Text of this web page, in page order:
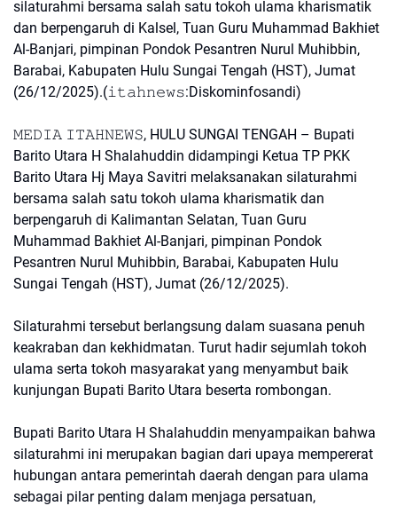
silaturahmi bersama salah satu tokoh ulama kharismatik
dan berpengaruh di Kalsel, Tuan Guru Muhammad Bakhiet
Al-Banjari, pimpinan Pondok Pesantren Nurul Muhibbin,
Barabai, Kabupaten Hulu Sungai Tengah (HST), Jumat
(26/12/2025).(𝚒𝚝𝚊𝚑𝚗𝚎𝚠𝚜:Diskominfosandi)
𝙼𝙴𝙳𝙸𝙰 𝙸𝚃𝙰𝙷𝙽𝙴𝚆𝚂, HULU SUNGAI TENGAH – Bupati
Barito Utara H Shalahuddin didampingi Ketua TP PKK
Barito Utara Hj Maya Savitri melaksanakan silaturahmi
bersama salah satu tokoh ulama kharismatik dan
berpengaruh di Kalimantan Selatan, Tuan Guru
Muhammad Bakhiet Al-Banjari, pimpinan Pondok
Pesantren Nurul Muhibbin, Barabai, Kabupaten Hulu
Sungai Tengah (HST), Jumat (26/12/2025).
Silaturahmi tersebut berlangsung dalam suasana penuh
keakraban dan kekhidmatan. Turut hadir sejumlah tokoh
ulama serta tokoh masyarakat yang menyambut baik
kunjungan Bupati Barito Utara beserta rombongan.
Bupati Barito Utara H Shalahuddin menyampaikan bahwa
silaturahmi ini merupakan bagian dari upaya mempererat
hubungan antara pemerintah daerah dengan para ulama
sebagai pilar penting dalam menjaga persatuan,